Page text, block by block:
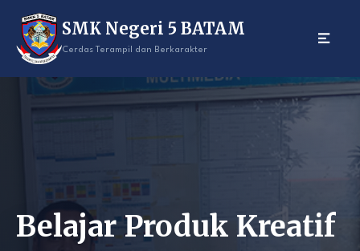
content
SMK Negeri 5 BATAM
Cerdas Terampil dan Berkarakter
Belajar Produk Kreatif